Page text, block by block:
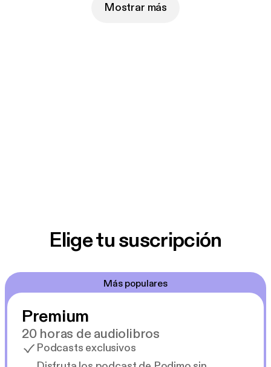
Mostrar más
Elige tu suscripción
Más populares
Premium
20 horas de audiolibros
Podcasts exclusivos